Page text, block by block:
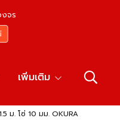
จร
เพิ่มเติม
ม. โซ่ 10 มม. OKURA